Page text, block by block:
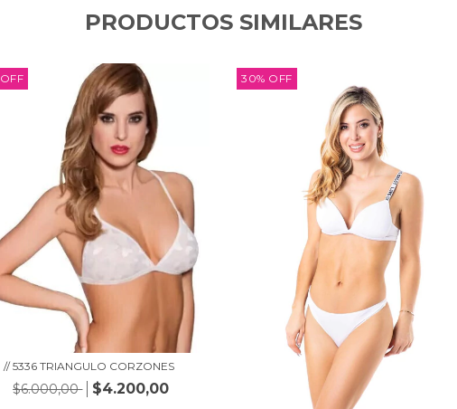
PRODUCTOS SIMILARES
OFF
// 5336 TRIANGULO CORZONES
$6.000,00 $4.200,00
30% OFF